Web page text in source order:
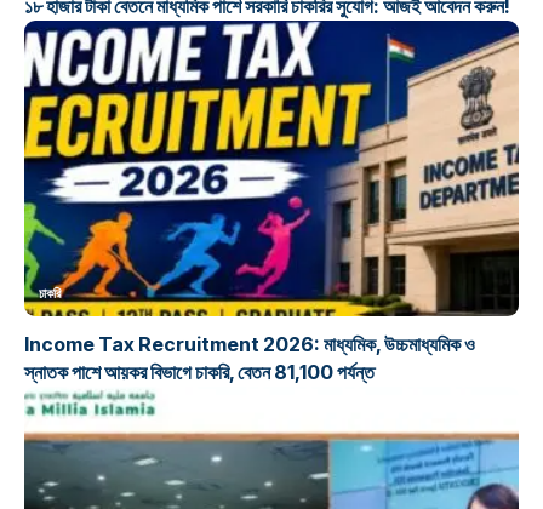
১৮ হাজার টাকা বেতনে মাধ্যমিক পাশে সরকারি চাকরির সুযোগ: আজই আবেদন করুন!
চাকরি
Income Tax Recruitment 2026: মাধ্যমিক, উচ্চমাধ্যমিক ও
স্নাতক পাশে আয়কর বিভাগে চাকরি, বেতন 81,100 পর্যন্ত